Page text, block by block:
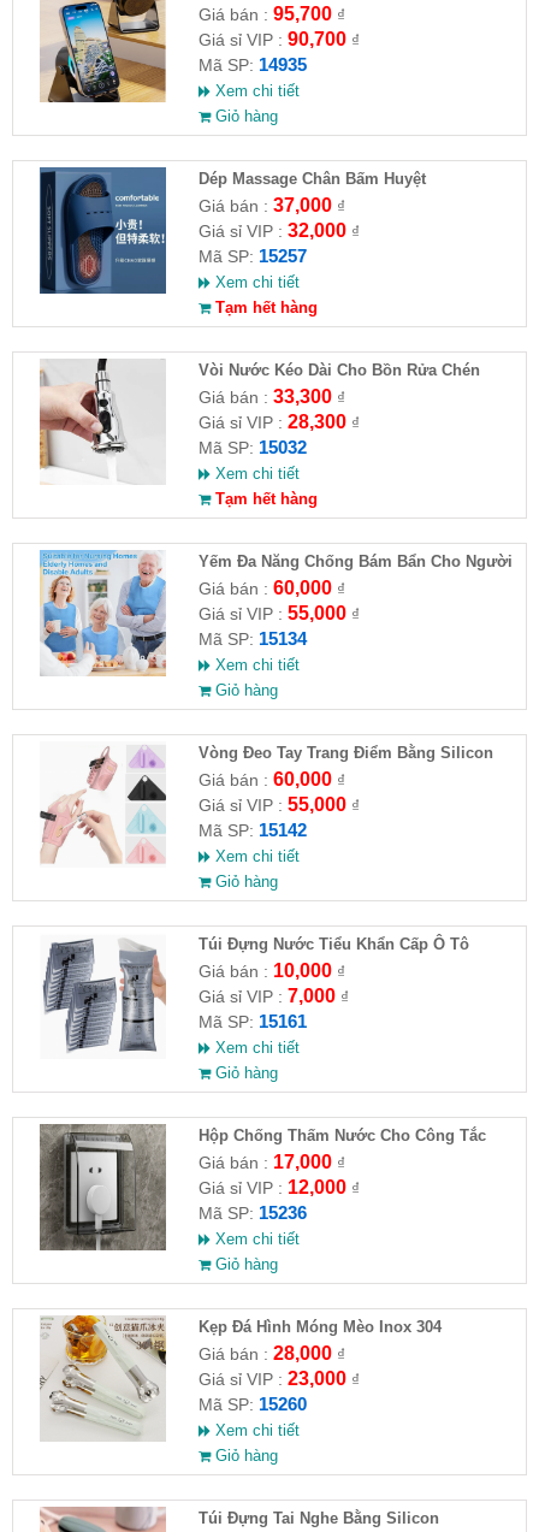
Giá bán : 95,700₫
Giá sỉ VIP : 90,700₫
Mã SP: 14935
Xem chi tiết
Giỏ hàng
Dép Massage Chân Bấm Huyệt
Giá bán : 37,000₫
Giá sỉ VIP : 32,000₫
Mã SP: 15257
Xem chi tiết
Tạm hết hàng
Vòi Nước Kéo Dài Cho Bồn Rửa Chén
Giá bán : 33,300₫
Giá sỉ VIP : 28,300₫
Mã SP: 15032
Xem chi tiết
Tạm hết hàng
Yếm Đa Năng Chống Bám Bẩn Cho Người
Cao Tuổi
Giá bán : 60,000₫
Giá sỉ VIP : 55,000₫
Mã SP: 15134
Xem chi tiết
Giỏ hàng
Vòng Đeo Tay Trang Điểm Bằng Silicon
Giá bán : 60,000₫
Giá sỉ VIP : 55,000₫
Mã SP: 15142
Xem chi tiết
Giỏ hàng
Túi Đựng Nước Tiểu Khẩn Cấp Ô Tô
Giá bán : 10,000₫
Giá sỉ VIP : 7,000₫
Mã SP: 15161
Xem chi tiết
Giỏ hàng
Hộp Chống Thấm Nước Cho Công Tắc
Phòng Tắm
Giá bán : 17,000₫
Giá sỉ VIP : 12,000₫
Mã SP: 15236
Xem chi tiết
Giỏ hàng
Kẹp Đá Hình Móng Mèo Inox 304
Giá bán : 28,000₫
Giá sỉ VIP : 23,000₫
Mã SP: 15260
Xem chi tiết
Giỏ hàng
Túi Đựng Tai Nghe Bằng Silicon